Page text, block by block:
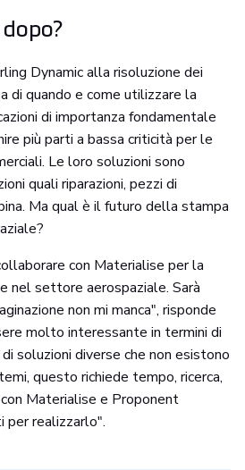
Dynamic alla risoluzione dei
di quando e come utilizzare la
di importanza fondamentale
più parti a bassa criticità per le
Le loro soluzioni sono
quali riparazioni, pezzi di
Ma qual è il futuro della stampa
con Materialise per la
nel settore aerospaziale. Sarà
non mi manca", risponde
molto interessante in termini di
soluzioni diverse che non esistono
questo richiede tempo, ricerca,
Materialise e Proponent
per realizzarlo".